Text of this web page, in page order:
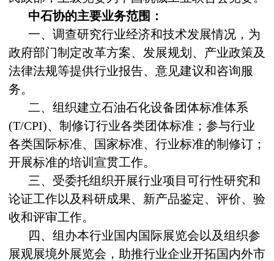
中石协的主要业务范围：
一、调查研究行业经济和技术发展情况，为
政府部门制定改革方案、发展规划、产业政策及
法律法规等提供行业报告、意见建议和咨询服
务。
二、组织建立石油石化设备团体标准体系
(T/CPI)、制修订行业各类团体标准；参与行业
各类国际标准、国家标准、行业标准的制修订；
开展标准的培训宣贯工作。
三、受委托组织开展行业项目可行性研究和
论证工作以及科研成果、新产品鉴定、评价、验
收和评审工作。
四、组办本行业国内国际展览会以及组织参
展观展境外展览会，助推行业企业开拓国内外市